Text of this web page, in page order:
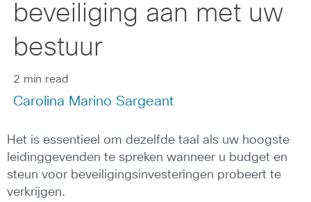
beveiliging aan met uw
bestuur
2 min read
Carolina Marino Sargeant
Het is essentieel om dezelfde taal als uw hoogste
leidinggevenden te spreken wanneer u budget en
steun voor beveiligingsinvesteringen probeert te
verkrijgen.